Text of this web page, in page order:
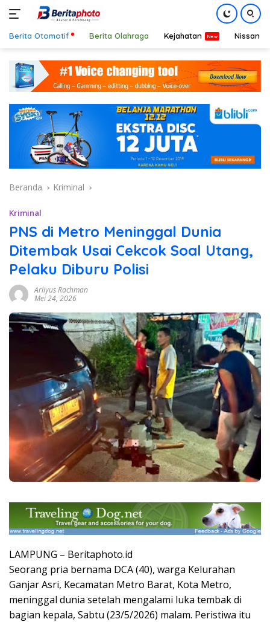
konten
Berita Otomotif Berita Olahraga Kejahatan Nissan
Beranda Kriminal
Kriminal
PNS di Metro Meninggal Dunia
Ditembak Usai Cekcok Soal Utang,
Pelaku Diburu Polisi
Arliyus Rachman
Mei 24, 2026
LAMPUNG – Beritaphoto.id
Seorang pria bernama DCA (40), warga Kelurahan
Ganjar Asri, Kecamatan Metro Barat, Kota Metro,
meninggal dunia setelah mengalami luka tembak di
bagian kepala, Sabtu (23/5/2026) malam. Peristiwa itu